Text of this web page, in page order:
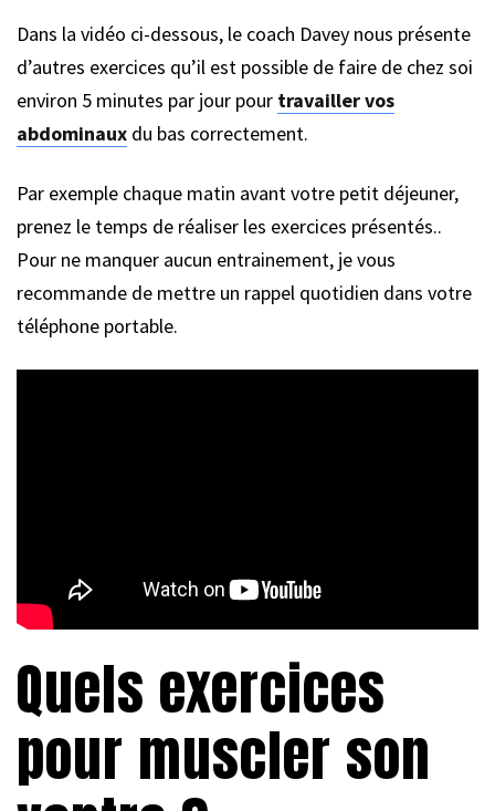
Dans la vidéo ci-dessous, le coach Davey nous présente
d’autres exercices qu’il est possible de faire de chez soi
environ 5 minutes par jour pour travailler vos
abdominaux du bas correctement.
Par exemple chaque matin avant votre petit déjeuner,
prenez le temps de réaliser les exercices présentés..
Pour ne manquer aucun entrainement, je vous
recommande de mettre un rappel quotidien dans votre
téléphone portable.
Quels exercices
pour muscler son